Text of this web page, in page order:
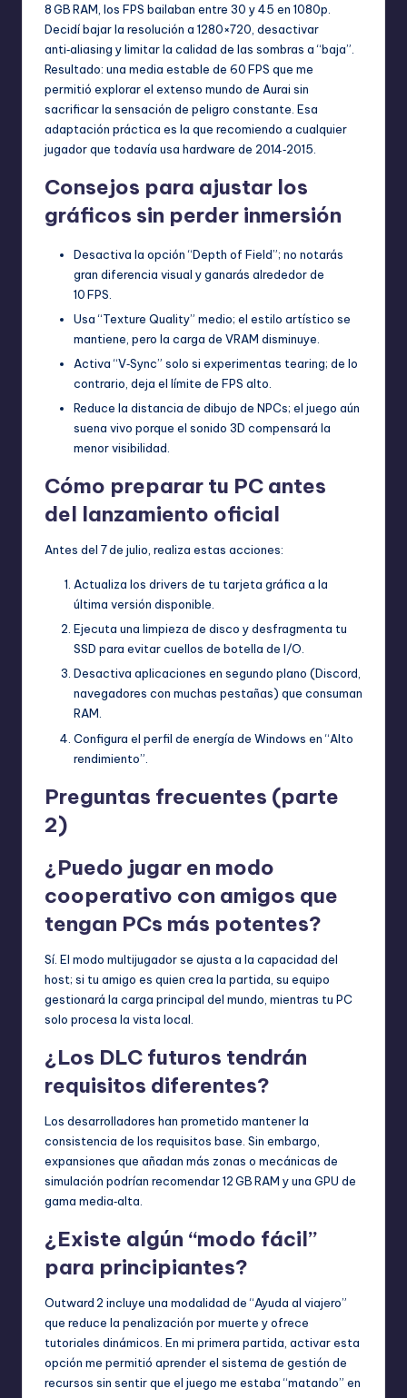
8 GB RAM, los FPS bailaban entre 30 y 45 en 1080p.
Decidí bajar la resolución a 1280×720, desactivar
anti‑aliasing y limitar la calidad de las sombras a “baja”.
Resultado: una media estable de 60 FPS que me
permitió explorar el extenso mundo de Aurai sin
sacrificar la sensación de peligro constante. Esa
adaptación práctica es la que recomiendo a cualquier
jugador que todavía usa hardware de 2014‑2015.
Consejos para ajustar los
gráficos sin perder inmersión
Desactiva la opción “Depth of Field”; no notarás
gran diferencia visual y ganarás alrededor de
10 FPS.
Usa “Texture Quality” medio; el estilo artístico se
mantiene, pero la carga de VRAM disminuye.
Activa “V‑Sync” solo si experimentas tearing; de lo
contrario, deja el límite de FPS alto.
Reduce la distancia de dibujo de NPCs; el juego aún
suena vivo porque el sonido 3D compensará la
menor visibilidad.
Cómo preparar tu PC antes
del lanzamiento oficial
Antes del 7 de julio, realiza estas acciones:
Actualiza los drivers de tu tarjeta gráfica a la
última versión disponible.
Ejecuta una limpieza de disco y desfragmenta tu
SSD para evitar cuellos de botella de I/O.
Desactiva aplicaciones en segundo plano (Discord,
navegadores con muchas pestañas) que consuman
RAM.
Configura el perfil de energía de Windows en “Alto
rendimiento”.
Preguntas frecuentes (parte
2)
¿Puedo jugar en modo
cooperativo con amigos que
tengan PCs más potentes?
Sí. El modo multijugador se ajusta a la capacidad del
host; si tu amigo es quien crea la partida, su equipo
gestionará la carga principal del mundo, mientras tu PC
solo procesa la vista local.
¿Los DLC futuros tendrán
requisitos diferentes?
Los desarrolladores han prometido mantener la
consistencia de los requisitos base. Sin embargo,
expansiones que añadan más zonas o mecánicas de
simulación podrían recomendar 12 GB RAM y una GPU de
gama media‑alta.
¿Existe algún “modo fácil”
para principiantes?
Outward 2 incluye una modalidad de “Ayuda al viajero”
que reduce la penalización por muerte y ofrece
tutoriales dinámicos. En mi primera partida, activar esta
opción me permitió aprender el sistema de gestión de
recursos sin sentir que el juego me estaba “matando” en